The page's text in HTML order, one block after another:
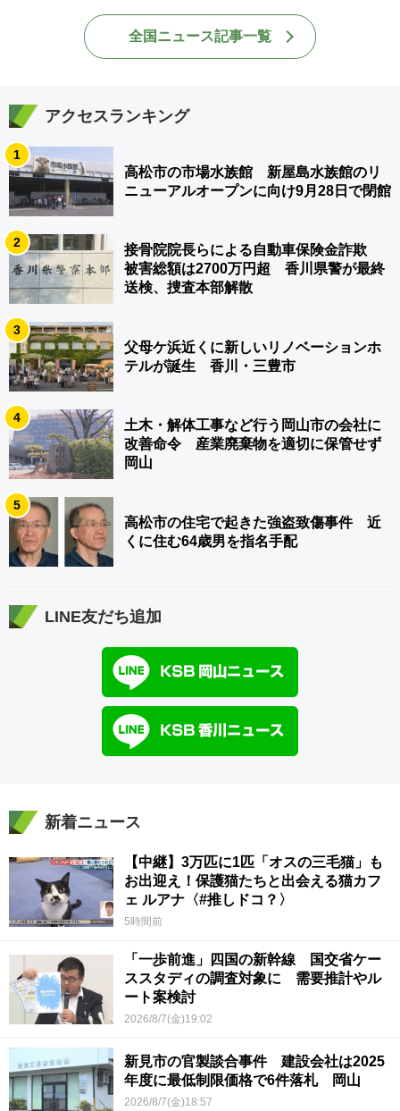
全国ニュース記事一覧
アクセスランキング
1
高松市の市場水族館 新屋島水族館のリ
ニューアルオープンに向け9月28日で閉館
2
接骨院院長らによる自動車保険金詐欺
被害総額は2700万円超 香川県警が最終
送検、捜査本部解散
3
父母ケ浜近くに新しいリノベーションホ
テルが誕生 香川・三豊市
4
土木・解体工事など行う岡山市の会社に
改善命令 産業廃棄物を適切に保管せず
岡山
5
高松市の住宅で起きた強盗致傷事件 近
くに住む64歳男を指名手配
LINE友だち追加
新着ニュース
【中継】3万匹に1匹「オスの三毛猫」も
お出迎え！保護猫たちと出会える猫カフ
ェ ルアナ〈#推しドコ？〉
5時間前
「一歩前進」四国の新幹線 国交省ケー
ススタディの調査対象に 需要推計やル
ート案検討
2026/8/7(金)19:02
新見市の官製談合事件 建設会社は2025
年度に最低制限価格で6件落札 岡山
2026/8/7(金)18:57